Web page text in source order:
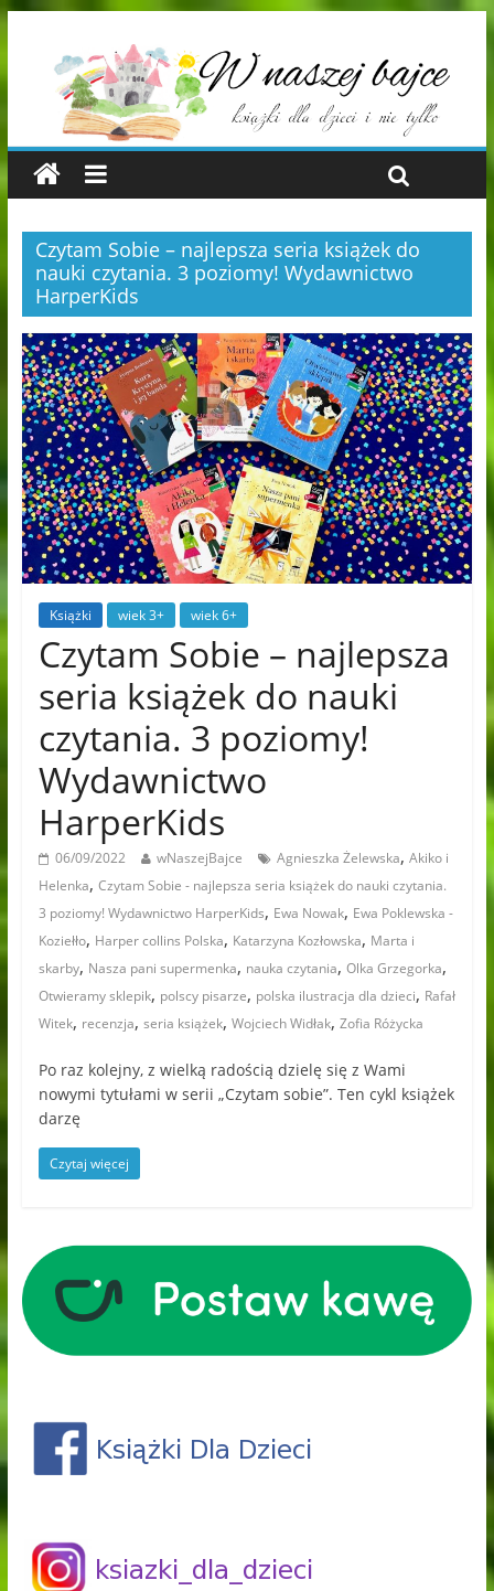
Czytam Sobie – najlepsza seria książek do
nauki czytania. 3 poziomy! Wydawnictwo
HarperKids
Książki wiek 3+ wiek 6+
Czytam Sobie – najlepsza
seria książek do nauki
czytania. 3 poziomy!
Wydawnictwo
HarperKids
06/09/2022 wNaszejBajce Agnieszka Żelewska, Akiko i
Helenka, Czytam Sobie - najlepsza seria książek do nauki czytania.
3 poziomy! Wydawnictwo HarperKids, Ewa Nowak, Ewa Poklewska -
Koziełło, Harper collins Polska, Katarzyna Kozłowska, Marta i
skarby, Nasza pani supermenka, nauka czytania, Olka Grzegorka,
Otwieramy sklepik, polscy pisarze, polska ilustracja dla dzieci, Rafał
Witek, recenzja, seria książek, Wojciech Widłak, Zofia Różycka
Po raz kolejny, z wielką radością dzielę się z Wami
nowymi tytułami w serii „Czytam sobie”. Ten cykl książek
darzę
Czytaj więcej